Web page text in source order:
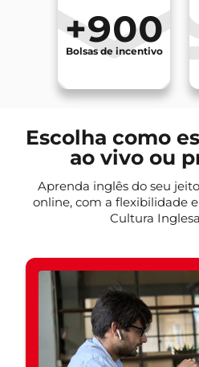
+900
Bolsas de incentivo
Escolha como
ao vivo ou
Aprenda inglês do seu
online, com a flexibilidade
Cultura